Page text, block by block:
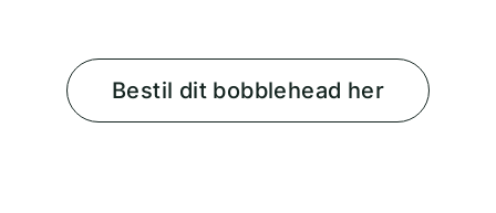
Bestil dit bobblehead her